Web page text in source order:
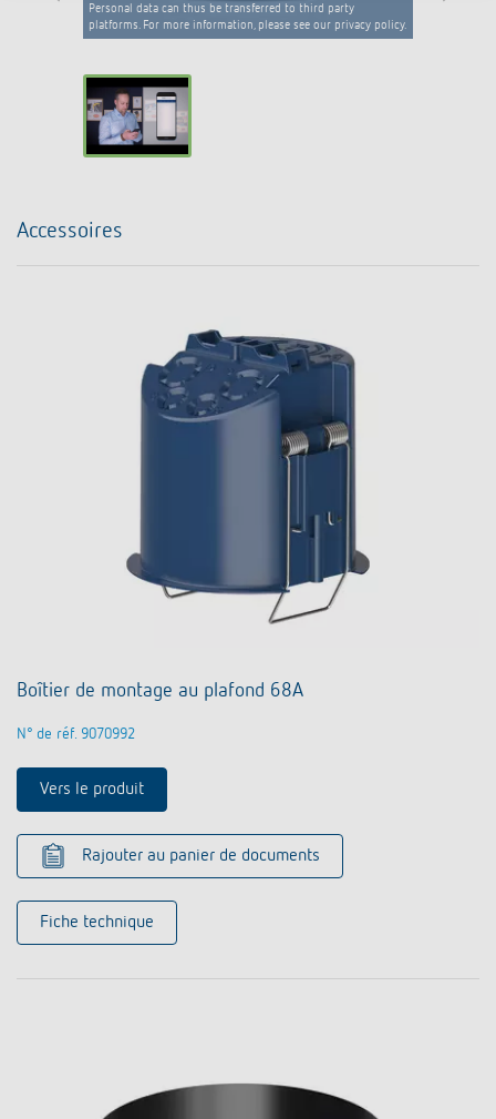
Personal data can thus be transferred to third party
platforms. For more information, please see our privacy policy.
Accessoires
Boîtier de montage au plafond 68A
N° de réf. 9070992
Vers le produit
Rajouter au panier de documents
Fiche technique